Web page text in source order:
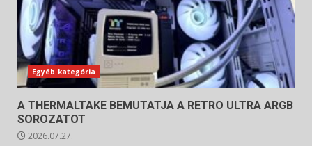
Egyéb kategória
A THERMALTAKE BEMUTATJA A RETRO ULTRA ARGB
SOROZATOT
2026.07.27.